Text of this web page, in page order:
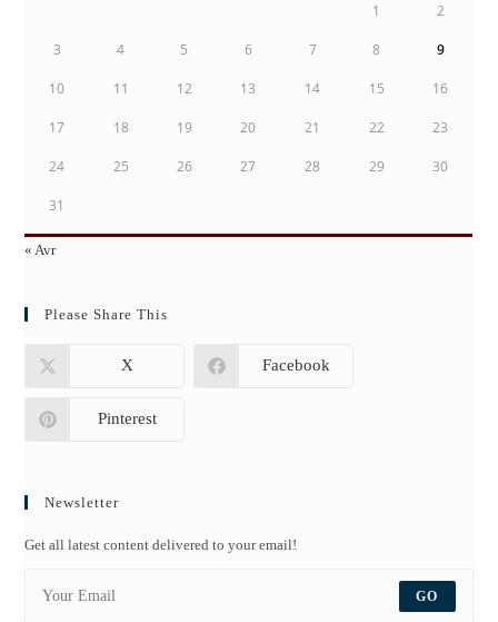
1 2
3 4 5 6 7 8 9
10 11 12 13 14 15 16
17 18 19 20 21 22 23
24 25 26 27 28 29 30
31
« Avr
Please Share This
X Facebook
Pinterest
Newsletter
Get all latest content delivered to your email!
GO